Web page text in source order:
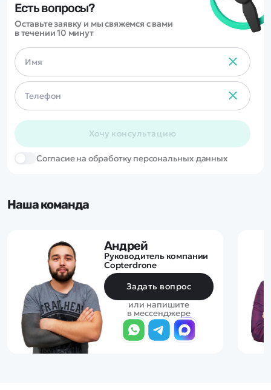
Есть вопросы?
Оставьте заявку и мы свяжемся с вами
в течении 10 минут
Хочу консультацию
Cогласие на обработку персональных данных
Наша команда
Андрей
Руководитель компании
Copterdrone
Задать вопрос
или напишите
в мессенджере